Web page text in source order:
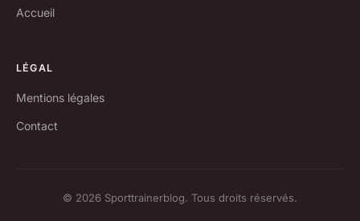
Accueil
LÉGAL
Mentions légales
Contact
© 2026 Sporttrainerblog. Tous droits réservés.